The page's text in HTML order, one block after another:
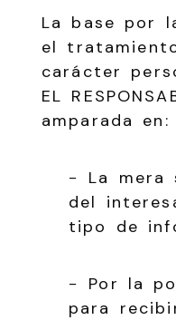
La base por
el
carácter
EL
amparada en:
− La
del
tipo de
− Por la
para